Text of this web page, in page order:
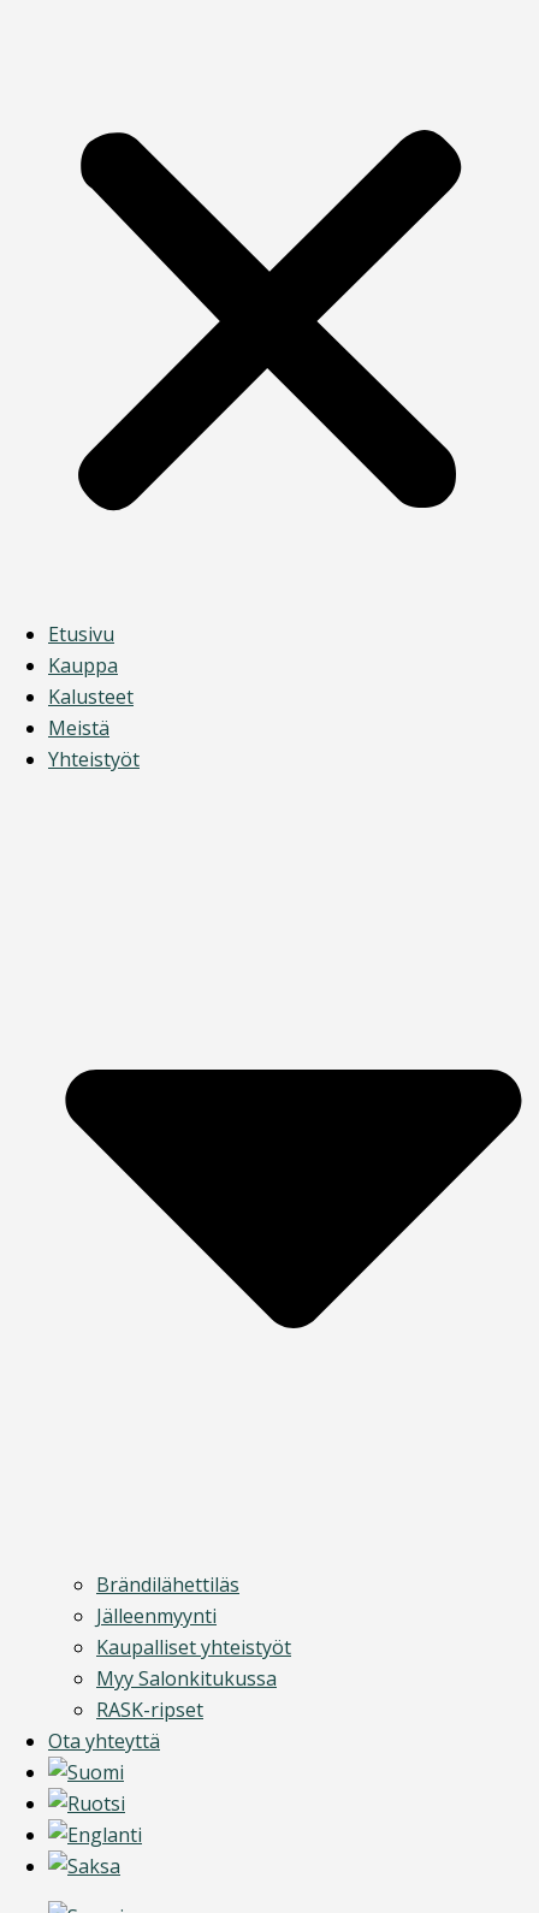
Etusivu
Kauppa
Kalusteet
Meistä
Yhteistyöt
Brändilähettiläs
Jälleenmyynti
Kaupalliset yhteistyöt
Myy Salonkitukussa
RASK-ripset
Ota yhteyttä